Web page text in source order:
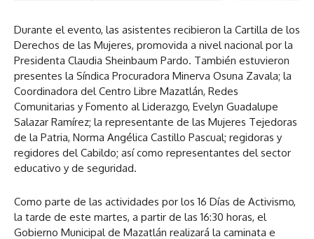
Durante el evento, las asistentes recibieron la Cartilla de los
Derechos de las Mujeres, promovida a nivel nacional por la
Presidenta Claudia Sheinbaum Pardo. También estuvieron
presentes la Síndica Procuradora Minerva Osuna Zavala; la
Coordinadora del Centro Libre Mazatlán, Redes
Comunitarias y Fomento al Liderazgo, Evelyn Guadalupe
Salazar Ramírez; la representante de las Mujeres Tejedoras
de la Patria, Norma Angélica Castillo Pascual; regidoras y
regidores del Cabildo; así como representantes del sector
educativo y de seguridad.
Como parte de las actividades por los 16 Días de Activismo,
la tarde de este martes, a partir de las 16:30 horas, el
Gobierno Municipal de Mazatlán realizará la caminata e